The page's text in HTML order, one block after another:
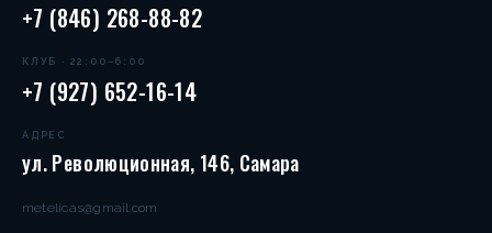
+7 (846) 268-88-82
КЛУБ · 22:00–6:00
+7 (927) 652-16-14
АДРЕС
ул. Революционная, 146, Самара
metelicas@gmail.com